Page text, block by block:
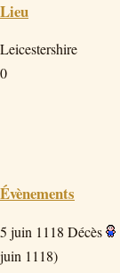
Lieu
Leicestershire
0
Évènements
5 juin 1118 Décès
juin 1118)